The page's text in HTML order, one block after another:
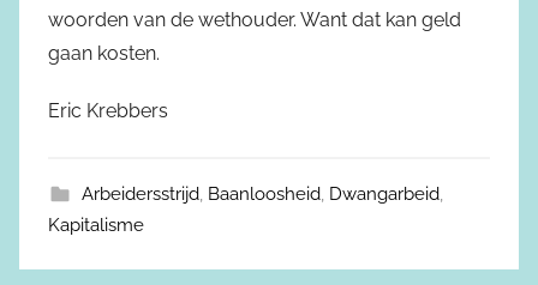
woorden van de wethouder. Want dat kan geld
gaan kosten.
Eric Krebbers
Arbeidersstrijd, Baanloosheid, Dwangarbeid,
Kapitalisme